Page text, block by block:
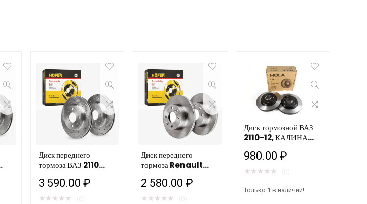
Диск переднего
тормоза ВАЗ 2110
перфор.HOFER HF
130 210 (компл.)
3 590.00₽
★ ★ ★ ★ ★
Диск переднего
тормоза Renault
АБС, невент,
238х12мм HOFER HF
2 580.00₽
★ ★ ★ ★ ★
Диск тормозной ВАЗ
2110-12, КАЛИНА
/1шт
980.00 ₽
★ ★ ★ ★ ★
Только 1 в наличии!